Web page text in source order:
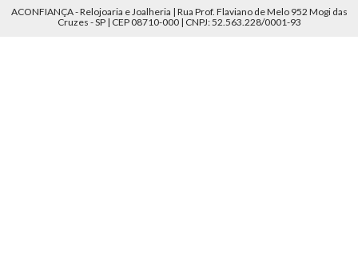
ACONFIANÇA - Relojoaria e Joalheria | Rua Prof. Flaviano de Melo 952 Mogi das
Cruzes - SP | CEP 08710-000 | CNPJ: 52.563.228/0001-93